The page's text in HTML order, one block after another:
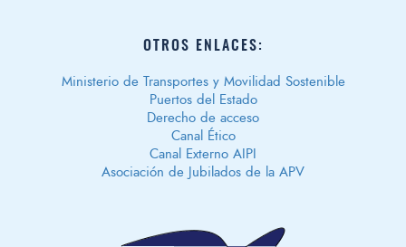
OTROS ENLACES:
Ministerio de Transportes y Movilidad Sostenible
Puertos del Estado
Derecho de acceso
Canal Ético
Canal Externo AIPI
Asociación de Jubilados de la APV